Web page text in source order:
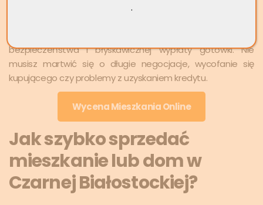
tradycyjnej sprzedaży, która wiąże się z wieloma
bezpieczeństwa i błyskawicznej wypłaty gotówki. Nie
musisz martwić się o długie negocjacje, wycofanie się
kupującego czy problemy z uzyskaniem kredytu.
Wycena Mieszkania Online
Jak szybko sprzedać
mieszkanie lub dom w
Czarnej Białostockiej?
.